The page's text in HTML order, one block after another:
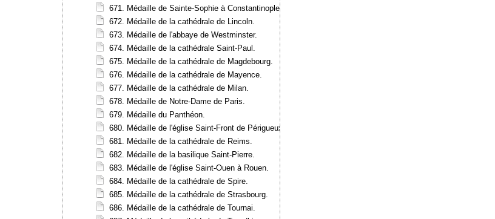
671. Médaille de Sainte-Sophie à Constantinople.
672. Médaille de la cathédrale de Lincoln.
673. Médaille de l'abbaye de Westminster.
674. Médaille de la cathédrale Saint-Paul.
675. Médaille de la cathédrale de Magdebourg.
676. Médaille de la cathédrale de Mayence.
677. Médaille de la cathédrale de Milan.
678. Médaille de Notre-Dame de Paris.
679. Médaille du Panthéon.
680. Médaille de l'église Saint-Front de Périgueux.
681. Médaille de la cathédrale de Reims.
682. Médaille de la basilique Saint-Pierre.
683. Médaille de l'église Saint-Ouen à Rouen.
684. Médaille de la cathédrale de Spire.
685. Médaille de la cathédrale de Strasbourg.
686. Médaille de la cathédrale de Tournai.